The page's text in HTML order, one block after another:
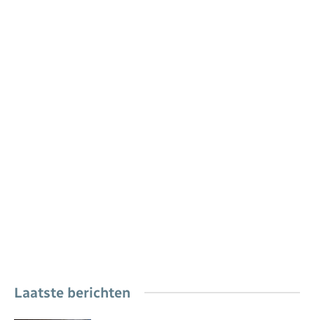
Laatste berichten